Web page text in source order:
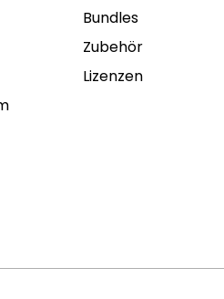
Bundles
Zubehör
Lizenzen